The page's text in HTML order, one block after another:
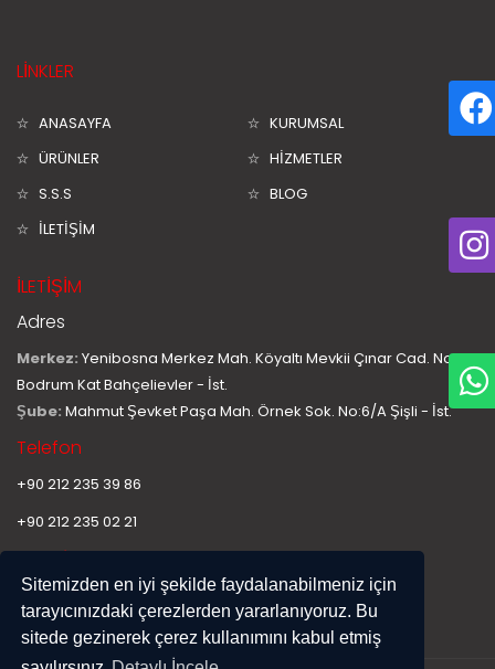
Sitemizden en iyi şekilde faydalanabilmeniz için
tarayıcınızdaki çerezlerden yararlanıyoruz. Bu
sitede gezinerek çerez kullanımını kabul etmiş
LİNKLER
ANASAYFA
KURUMSAL
ÜRÜNLER
HİZMETLER
S.S.S
BLOG
İLETİŞİM
İLETİŞİM
Adres
Merkez: Yenibosna Merkez Mah. Köyaltı Mevkii Çınar Cad. No:11
Bodrum Kat Bahçelievler - İst.
Şube: Mahmut Şevket Paşa Mah. Örnek Sok. No:6/A Şişli - İst.
Telefon
+90 212 235 39 86
+90 212 235 02 21
E-Mail
info@hurplastiksan.com